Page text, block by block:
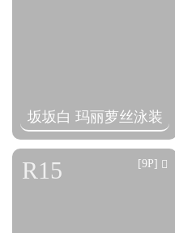
坂坂白 玛丽萝丝泳装
R15 [9P]